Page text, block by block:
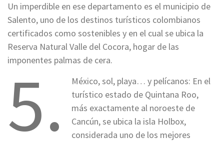
Un imperdible en ese departamento es el municipio de
Salento, uno de los destinos turísticos colombianos
certificados como sostenibles y en el cual se ubica la
Reserva Natural Valle del Cocora, hogar de las
imponentes palmas de cera.
5.
México, sol, playa… y pelícanos: En el
turístico estado de Quintana Roo,
más exactamente al noroeste de
Cancún, se ubica la isla Holbox,
considerada uno de los mejores